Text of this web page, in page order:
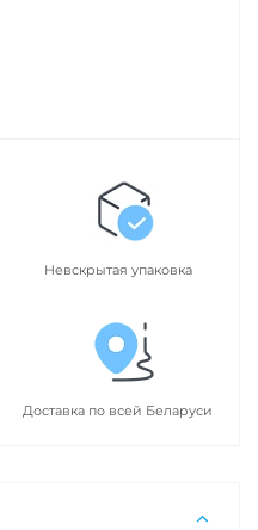
Невскрытая упаковка
Доставка по всей Беларуси